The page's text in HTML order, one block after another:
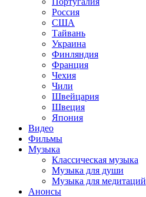
Россия
США
Тайвань
Украина
Финляндия
Франция
Чехия
Чили
Швейцария
Швеция
Япония
Видео
Фильмы
Музыка
Классическая музыка
Музыка для души
Музыка для медитаций
Анонсы